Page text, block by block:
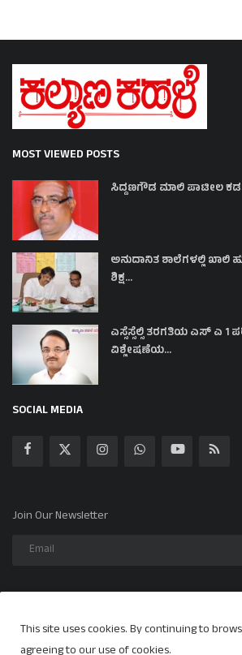
MOST VIEWED POSTS
ಸಿದ್ದಣಗೌಡ ಮಾಲಿ ಪಾಟೀಲ
ಅನುದಾನಿತ ಶಾಲೆಗಳಲ್ಲಿ ಖಾಲಿ
ಶಿಕ್ಷ...
ಎಸ್ಸೆಸ್ಸೆಲ್ಸಿ ತರಗತಿಯ ಎಸ್ ಎ 1
ವಿಶ್ಲೇಷಣೆಯ...
SOCIAL MEDIA
Join Our Newsletter
Copyright 2024 ಕಲ್ಯಾಣ ಕಹಳೆ - All
This site uses cookies. By continuing to